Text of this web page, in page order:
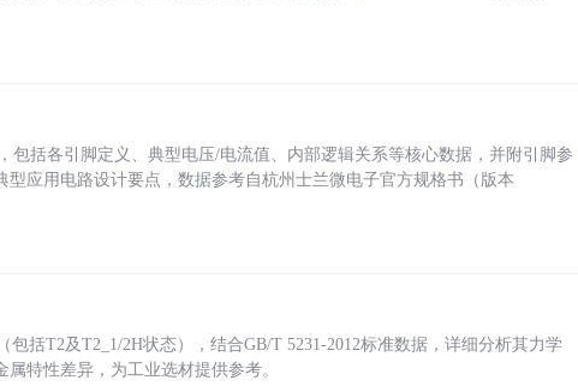
包括各引脚定义、典型电压/电流值、内部逻辑关系等核心数据，并附引脚参
应用电路设计要点，数据参考自杭州士兰微电子官方规格书（版本
括T2及T2_1/2H状态），结合GB/T 5231-2012标准数据，详细分析其力学
特性差异，为工业选材提供参考。